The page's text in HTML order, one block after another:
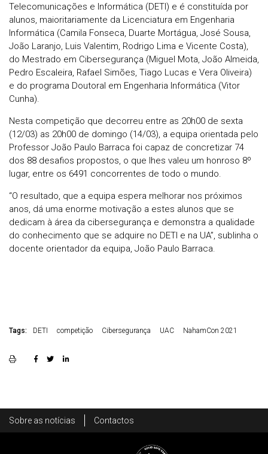
Telecomunicações e Informática (DETI) e é constituída por
alunos, maioritariamente da Licenciatura em Engenharia
Informática (Camila Fonseca, Duarte Mortágua, José Sousa,
João Laranjo, Luis Valentim, Rodrigo Lima e Vicente Costa),
do Mestrado em Cibersegurança (Miguel Mota, João Almeida,
Pedro Escaleira, Rafael Simões, Tiago Lucas e Vera Oliveira)
e do programa Doutoral em Engenharia Informática (Vitor
Cunha).
Nesta competição que decorreu entre as 20h00 de sexta
(12/03) as 20h00 de domingo (14/03), a equipa orientada pelo
Professor João Paulo Barraca foi capaz de concretizar 74
dos 88 desafios propostos, o que lhes valeu um honroso 8º
lugar, entre os 6491 concorrentes de todo o mundo.
“O resultado, que a equipa espera melhorar nos próximos
anos, dá uma enorme motivação a estes alunos que se
dedicam à área da cibersegurança e demonstra a qualidade
do conhecimento que se adquire no DETI e na UA”, sublinha o
docente orientador da equipa, João Paulo Barraca.
Tags: DETI competição Cibersegurança UAC NahamCon 2021
Footer
Sobre as notícias Contactos